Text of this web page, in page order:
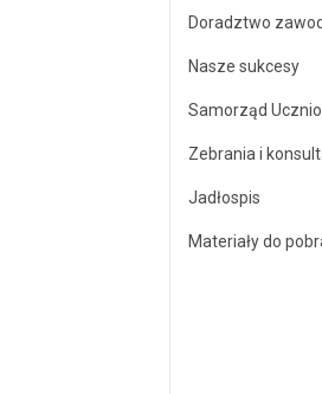
Doradztwo
Nasze sukcesy
Samorząd
Zebrania i
Jadłospis
Materiały do